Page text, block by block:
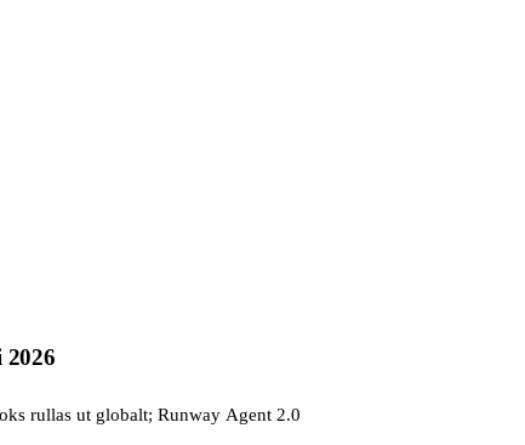
2026
rullas ut globalt; Runway Agent 2.0